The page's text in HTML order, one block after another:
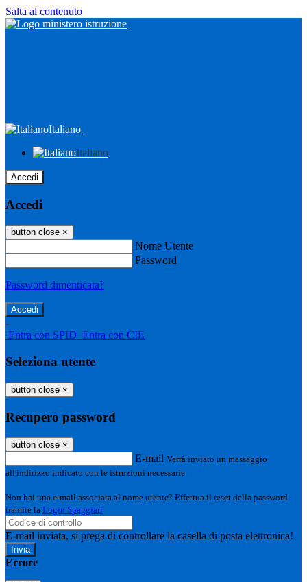
Salta al contenuto
Italiano
Italiano
Accedi
Accedi
button close ×
Nome Utente
Password
Password dimenticata?
-
Entra con SPID Entra con CIE
Seleziona utente
button close ×
Recupero password
button close ×
E-mail Verrà inviato un messaggio
all'indirizzo indicato con le istruzioni necessarie.
Non hai una e-mail associata al nome utente? Effettua il reset della password
tramite la Login Spaggiari
E-mail inviata, si prega di controllare la casella di posta elettronica!
Errore